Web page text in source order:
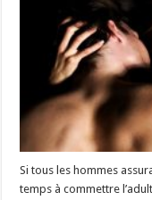
Si tous les hommes
temps à commettre